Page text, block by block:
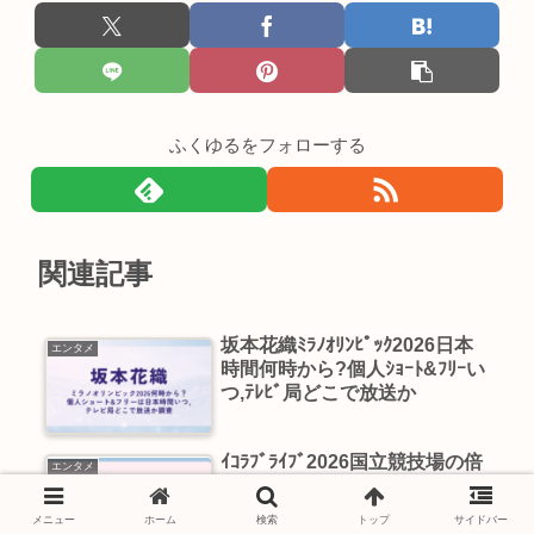
ふくゆるをフォローする
関連記事
エンタメ
坂本花織ﾐﾗﾉｵﾘﾝﾋﾟｯｸ2026日本
時間何時から?個人ｼｮｰﾄ&ﾌﾘｰい
つ,ﾃﾚﾋﾞ局どこで放送か
エンタメ
ｲｺﾗﾌﾞﾗｲﾌﾞ2026国立競技場の倍
率は?当落とﾘｾｰﾙ情報も
メニュー ホーム 検索 トップ サイドバー